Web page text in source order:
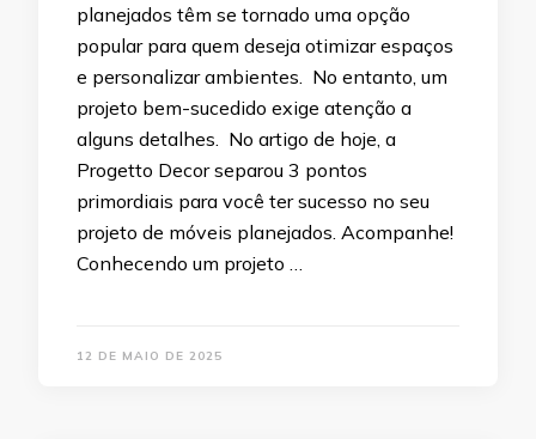
planejados têm se tornado uma opção
popular para quem deseja otimizar espaços
e personalizar ambientes. No entanto, um
projeto bem-sucedido exige atenção a
alguns detalhes. No artigo de hoje, a
Progetto Decor separou 3 pontos
primordiais para você ter sucesso no seu
projeto de móveis planejados. Acompanhe!
Conhecendo um projeto …
12 DE MAIO DE 2025